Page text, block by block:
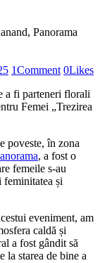
1Comment 0Likes
a fi parteneri florali
Femei „Trezirea
poveste, în zona
, a fost o
femeile s-au
feminitatea și
eveniment, am
caldă și
a fost gândit să
la starea de bine a